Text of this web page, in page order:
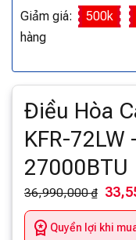
Giảm giá: 500k
hàng
Điều Hòa
KFR-72LW
27000BTU
36,990,000 ₫
Quyền lợi khi